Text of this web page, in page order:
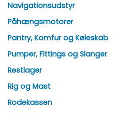
Navigationsudstyr
Påhængsmotorer
Pantry, Komfur og Køleskab
Pumper, Fittings og Slanger
Restlager
Rig og Mast
Rodekassen